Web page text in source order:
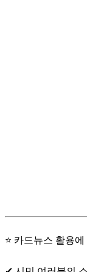
⭐ 카드뉴스 활용에